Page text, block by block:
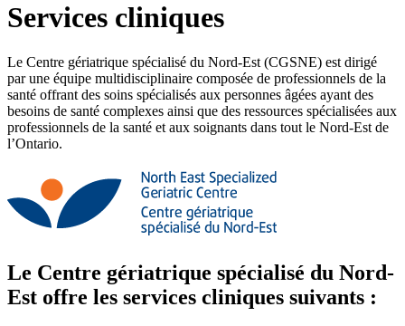
Services cliniques
Le Centre gériatrique spécialisé du Nord-Est (CGSNE) est dirigé
par une équipe multidisciplinaire composée de professionnels de la
santé offrant des soins spécialisés aux personnes âgées ayant des
besoins de santé complexes ainsi que des ressources spécialisées aux
professionnels de la santé et aux soignants dans tout le Nord-Est de
l’Ontario.
Le Centre gériatrique spécialisé du Nord-
Est offre les services cliniques suivants :